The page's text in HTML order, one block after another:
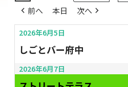
前へ 本日 次へ
2026年6月5日
しごとバー府中
2026年6月7日